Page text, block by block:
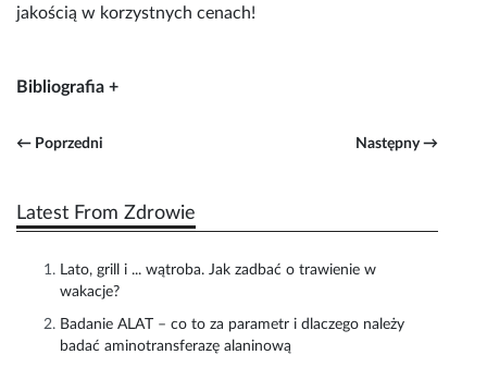
jakością w korzystnych cenach!
Bibliografia +
← Poprzedni Następny →
Latest From Zdrowie
Lato, grill i ... wątroba. Jak zadbać o trawienie w
wakacje?
Badanie ALAT – co to za parametr i dlaczego należy
badać aminotransferazę alaninową